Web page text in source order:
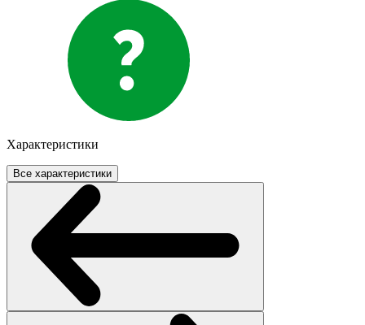
Характеристики
Все характеристики